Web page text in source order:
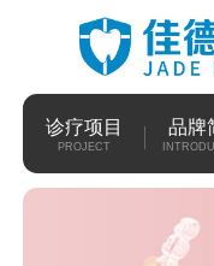
诊疗项目
PROJECT
品牌